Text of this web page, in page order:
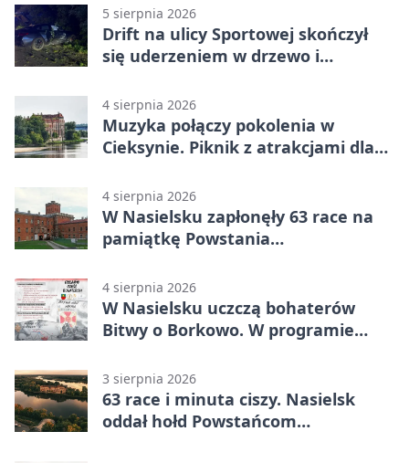
5 sierpnia 2026
Drift na ulicy Sportowej skończył
się uderzeniem w drzewo i
4 sierpnia 2026
Muzyka połączy pokolenia w
Cieksynie. Piknik z atrakcjami dla
4 sierpnia 2026
W Nasielsku zapłonęły 63 race na
pamiątkę Powstania
4 sierpnia 2026
W Nasielsku uczczą bohaterów
Bitwy o Borkowo. W programie
3 sierpnia 2026
63 race i minuta ciszy. Nasielsk
oddał hołd Powstańcom